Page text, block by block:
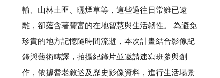
輸、山林土匪、曬煙草等，這些過往日常雖已遠
離，卻蘊含著豐富的在地智慧與生活韌性。 為避免
珍貴的地方記憶隨時間流逝，本次計畫結合影像紀
錄與藝術轉譯，拍攝紀錄片並邀請速寫班參與創
作，依據耆老敘述及歷史影像資料，進行生活場景